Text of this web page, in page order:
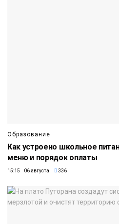
Образование
Как устроено школьное
меню и порядок оплаты
15:15 06 августа 336